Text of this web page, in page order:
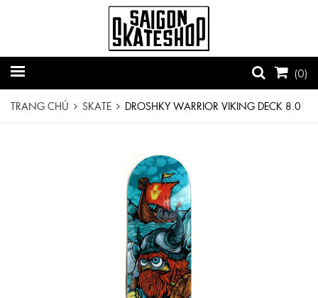
(0)
TRANG CHỦ SKATE DROSHKY WARRIOR VIKING DECK 8.0